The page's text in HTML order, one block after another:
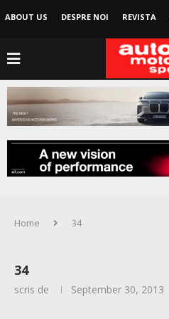
ABOUT US DESPRE NOI REVISTA
Home 34
34
scris de September 30, 2013